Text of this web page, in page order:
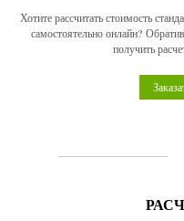
Хотите рассчитать стоимость
самостоятельно онлайн?
получить